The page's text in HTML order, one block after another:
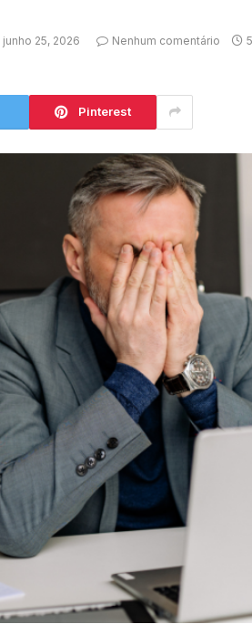
junho 25, 2026 Nenhum comentário
Pinterest